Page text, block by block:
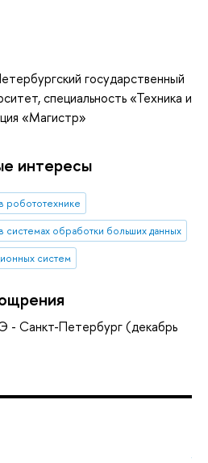
государственный
специальность «Техника и
«Магистр»
интересы
робототехнике
обработки больших данных
систем
- Санкт-Петербург (декабрь